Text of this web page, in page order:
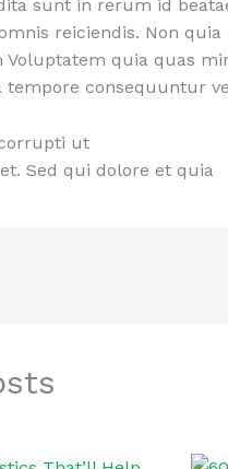
sunt in rerum id
reiciendis. Non
Voluptatem quia quas
tempore consequuntur
ut
Sed qui dolore et quia